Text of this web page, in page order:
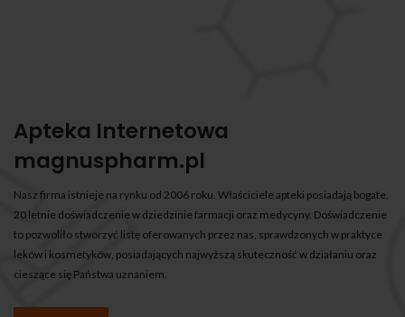
Apteka Internetowa
magnuspharm.pl
Nasz firma istnieje na rynku od 2006 roku. Właściciele apteki posiadają bogate,
20 letnie doświadczenie w dziedzinie farmacji oraz medycyny. Doświadczenie
to pozwoliło stworzyć listę oferowanych przez nas, sprawdzonych w praktyce
leków i kosmetyków, posiadających najwyższą skuteczność w działaniu oraz
cieszące się Państwa uznaniem.